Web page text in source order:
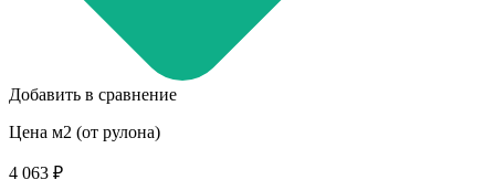
Добавить в сравнение
Цена м2 (от рулона)
4 063 ₽